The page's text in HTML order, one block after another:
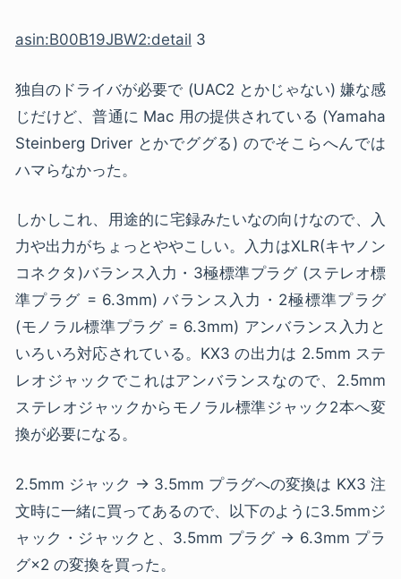
asin:B00B19JBW2:detail 3
独自のドライバが必要で (UAC2 とかじゃない) 嫌な感
じだけど、普通に Mac 用の提供されている (Yamaha
Steinberg Driver とかでググる) のでそこらへんでは
ハマらなかった。
しかしこれ、用途的に宅録みたいなの向けなので、入
力や出力がちょっとややこしい。入力はXLR(キヤノン
コネクタ)バランス入力・3極標準プラグ (ステレオ標
準プラグ = 6.3mm) バランス入力・2極標準プラグ
(モノラル標準プラグ = 6.3mm) アンバランス入力と
いろいろ対応されている。KX3 の出力は 2.5mm ステ
レオジャックでこれはアンバランスなので、2.5mm
ステレオジャックからモノラル標準ジャック2本へ変
換が必要になる。
2.5mm ジャック -> 3.5mm プラグへの変換は KX3 注
文時に一緒に買ってあるので、以下のように3.5mmジ
ャック・ジャックと、3.5mm プラグ → 6.3mm プラ
グ×2 の変換を買った。